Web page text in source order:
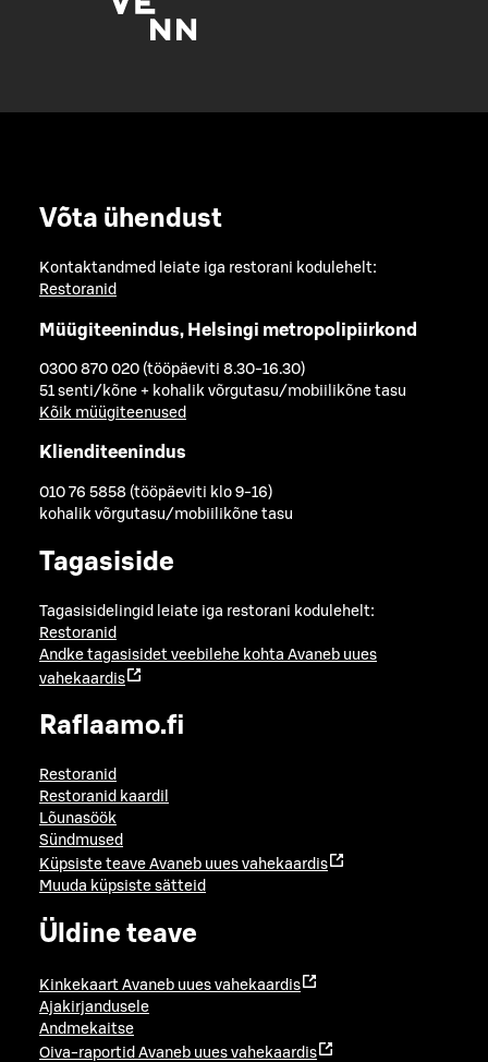
Võta ühendust
Kontaktandmed leiate iga restorani kodulehelt:
Restoranid
Müügiteenindus, Helsingi metropolipiirkond
0300 870 020 (tööpäeviti 8.30-16.30)
51 senti/kõne + kohalik võrgutasu/mobiilikõne tasu
Kõik müügiteenused
Klienditeenindus
010 76 5858 (tööpäeviti klo 9-16)
kohalik võrgutasu/mobiilikõne tasu
Tagasiside
Tagasisidelingid leiate iga restorani kodulehelt:
Restoranid
Andke tagasisidet veebilehe kohta Avaneb uues
vahekaardis
Raflaamo.fi
Restoranid
Restoranid kaardil
Lõunasöök
Sündmused
Küpsiste teave Avaneb uues vahekaardis
Muuda küpsiste sätteid
Üldine teave
Kinkekaart Avaneb uues vahekaardis
Ajakirjandusele
Andmekaitse
Oiva-raportid Avaneb uues vahekaardis